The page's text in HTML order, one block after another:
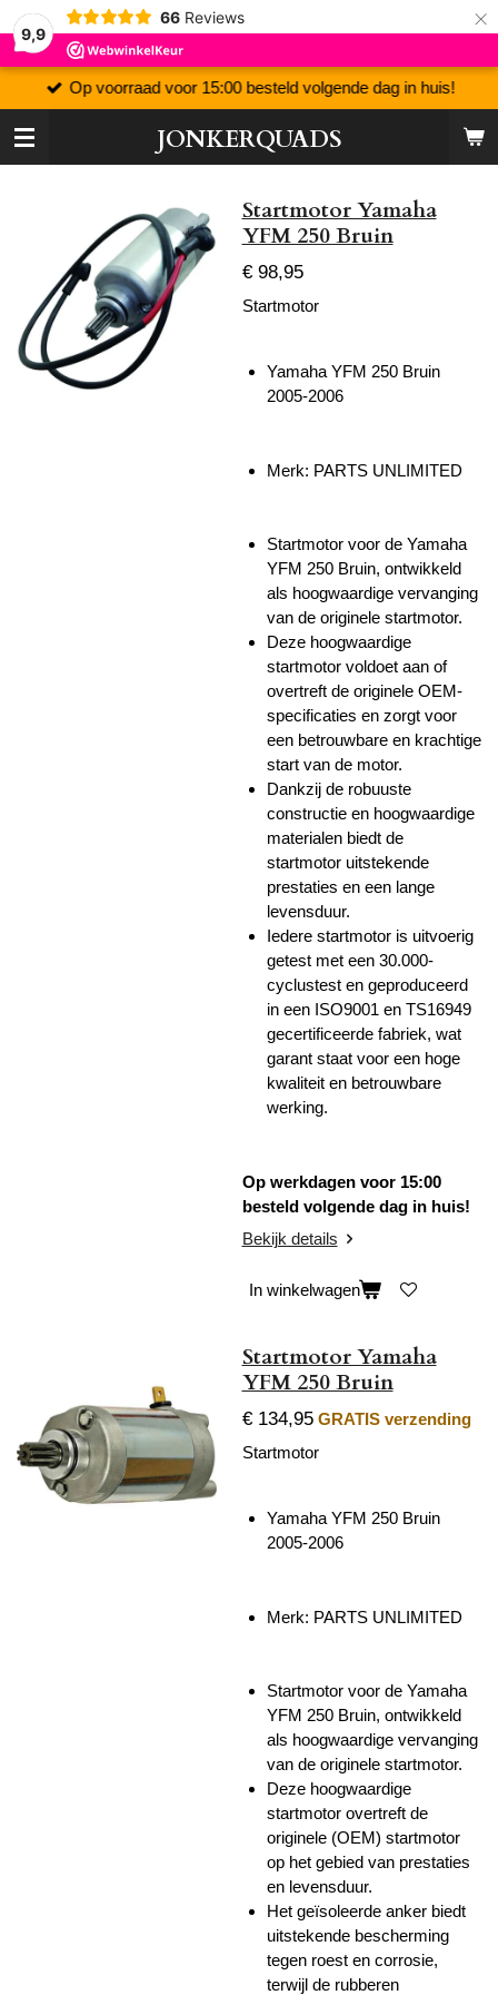
9,9
66 Reviews ×
JONKERQUADS
Op voorraad voor 15:00 besteld volgende dag in huis!
Startmotor Yamaha
YFM 250 Bruin
€ 98,95
Startmotor
Yamaha YFM 250 Bruin
2005-2006
Merk: PARTS UNLIMITED
Startmotor voor de Yamaha
YFM 250 Bruin, ontwikkeld
als hoogwaardige vervanging
van de originele startmotor.
Deze hoogwaardige
startmotor voldoet aan of
overtreft de originele OEM-
specificaties en zorgt voor
een betrouwbare en krachtige
start van de motor.
Dankzij de robuuste
constructie en hoogwaardige
materialen biedt de
startmotor uitstekende
prestaties en een lange
levensduur.
Iedere startmotor is uitvoerig
getest met een 30.000-
cyclustest en geproduceerd
in een ISO9001 en TS16949
gecertificeerde fabriek, wat
garant staat voor een hoge
kwaliteit en betrouwbare
werking.
Op werkdagen voor 15:00
besteld volgende dag in huis!
Bekijk details
In winkelwagen
Startmotor Yamaha
YFM 250 Bruin
€ 134,95 GRATIS verzending
Startmotor
Yamaha YFM 250 Bruin
2005-2006
Merk: PARTS UNLIMITED
Startmotor voor de Yamaha
YFM 250 Bruin, ontwikkeld
als hoogwaardige vervanging
van de originele startmotor.
Deze hoogwaardige
startmotor overtreft de
originele (OEM) startmotor
op het gebied van prestaties
en levensduur.
Het geïsoleerde anker biedt
uitstekende bescherming
tegen roest en corrosie,
terwijl de rubberen